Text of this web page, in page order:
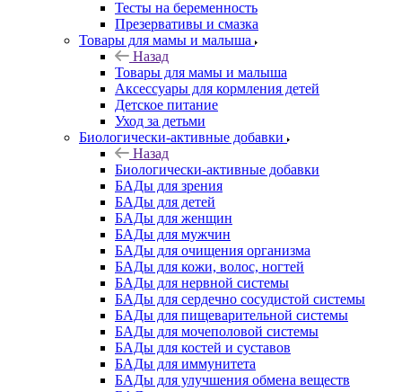
Тесты на беременность
Презервативы и смазка
Товары для мамы и малыша
Назад
Товары для мамы и малыша
Аксессуары для кормления детей
Детское питание
Уход за детьми
Биологически-активные добавки
Назад
Биологически-активные добавки
БАДы для зрения
БАДы для детей
БАДы для женщин
БАДы для мужчин
БАДы для очищения организма
БАДы для кожи, волос, ногтей
БАДы для нервной системы
БАДы для сердечно сосудистой системы
БАДы для пищеварительной системы
БАДы для мочеполовой системы
БАДы для костей и суставов
БАДы для иммунитета
БАДы для улучшения обмена веществ